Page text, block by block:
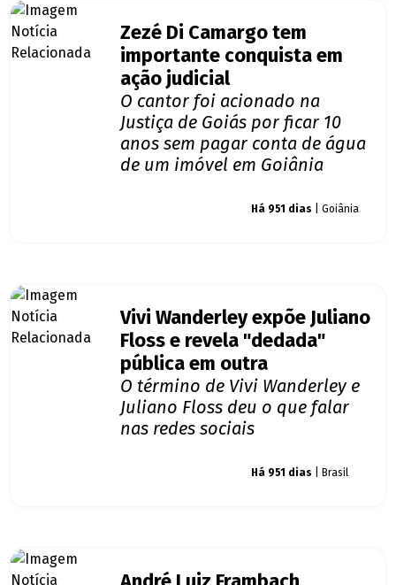
Zezé Di Camargo tem
importante conquista em
ação judicial
O cantor foi acionado na
Justiça de Goiás por ficar 10
anos sem pagar conta de água
de um imóvel em Goiânia
Há 951 dias | Goiânia
Vivi Wanderley expõe Juliano
Floss e revela "dedada"
pública em outra
O término de Vivi Wanderley e
Juliano Floss deu o que falar
nas redes sociais
Há 951 dias | Brasil